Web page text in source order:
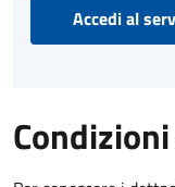
Accedi al